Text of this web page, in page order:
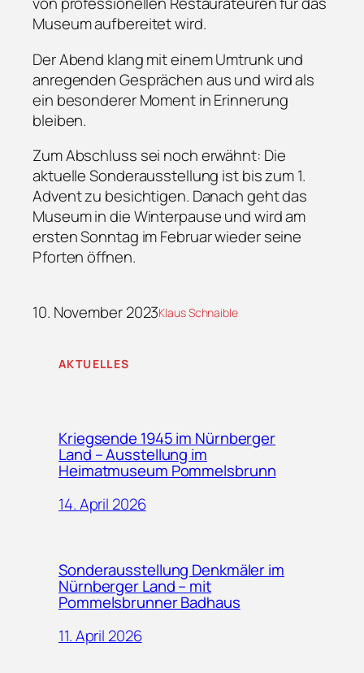
Museum aufbereitet wird.
Der Abend klang mit einem Umtrunk und
anregenden Gesprächen aus und wird als
ein besonderer Moment in Erinnerung
bleiben.
Zum Abschluss sei noch erwähnt: Die
aktuelle Sonderausstellung ist bis zum 1.
Advent zu besichtigen. Danach geht das
Museum in die Winterpause und wird am
ersten Sonntag im Februar wieder seine
Pforten öffnen.
10. November 2023Klaus Schnaible
AKTUELLES
Kriegsende 1945 im Nürnberger
Land – Ausstellung im
Heimatmuseum Pommelsbrunn
14. April 2026
Sonderausstellung Denkmäler im
Nürnberger Land – mit
Pommelsbrunner Badhaus
11. April 2026